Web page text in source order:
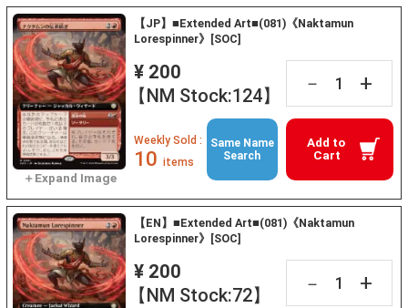
【JP】■Extended Art■(081)《Naktamun
Lorespinner》[SOC]
¥ 200
【NM Stock:124】
－ +
Add to
Cart
Weekly Sold :
10 items
Same Name
Search
【EN】■Extended Art■(081)《Naktamun
Lorespinner》[SOC]
¥ 200
【NM Stock:72】
－ +